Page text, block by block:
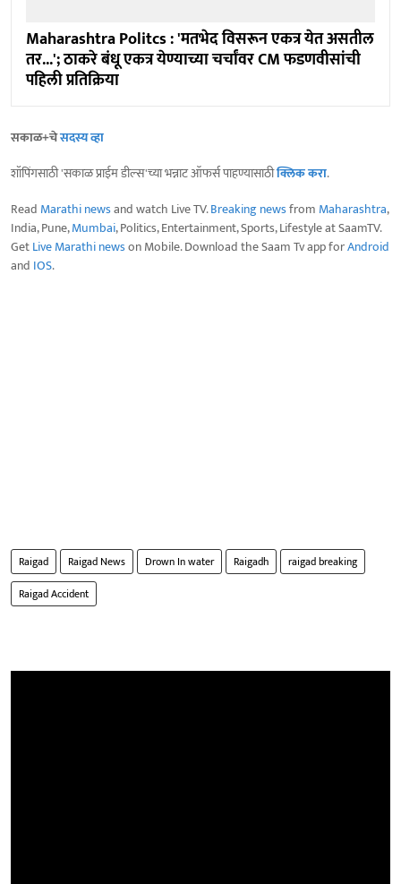
Maharashtra Politcs : 'मतभेद विसरून एकत्र येत असतील
तर...'; ठाकरे बंधू एकत्र येण्याच्या चर्चांवर CM फडणवीसांची
पहिली प्रतिक्रिया
सकाळ+चेसदस्य व्हा
शॉपिंगसाठी 'सकाळ प्राईम डील्स'च्या भन्नाट ऑफर्स पाहण्यासाठीक्लिक करा.
Read Marathi newsand watch Live TV.Breaking newsfrom Maharashtra,
India, Pune,Mumbai, Politics, Entertainment, Sports, Lifestyle at SaamTV.
GetLive Marathi newson Mobile. Download the Saam Tv app forAndroid
and IOS.
Raigad Raigad News Drown In water Raigadh
raigad breaking
Raigad Accident